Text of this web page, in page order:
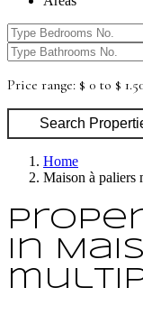
Price range: $ 0 to $
Search
Home
Maison à paliers
in